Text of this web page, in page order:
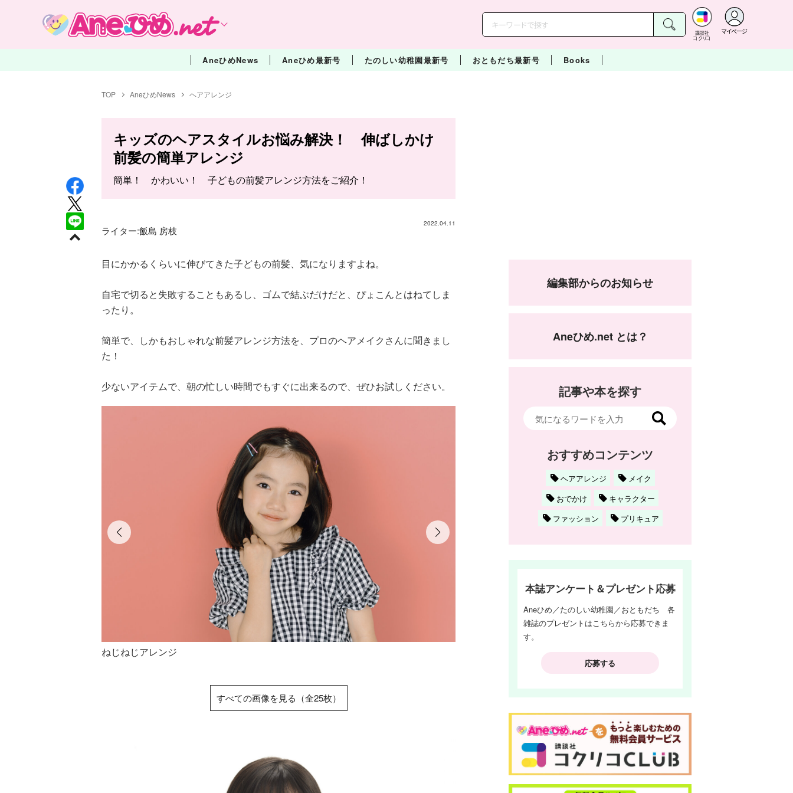
講談社
コクリコ
マイページ
AneひめNews Aneひめ最新号 たのしい幼稚園最新号 おともだち最新号 Books
TOP AneひめNews ヘアアレンジ
キッズのヘアスタイルお悩み解決！ 伸ばしかけ
前髪の簡単アレンジ
簡単！ かわいい！ 子どもの前髪アレンジ方法をご紹介！
2022.04.11
ライター:飯島 房枝
目にかかるくらいに伸びてきた子どもの前髪、気になりますよね。
自宅で切ると失敗することもあるし、ゴムで結ぶだけだと、ぴょこんとはねてしま
ったり。
簡単で、しかもおしゃれな前髪アレンジ方法を、プロのヘアメイクさんに聞きまし
た！
少ないアイテムで、朝の忙しい時間でもすぐに出来るので、ぜひお試しください。
ねじねじアレンジ
すべての画像を見る（全25枚）
編集部からのお知らせ
Aneひめ.net とは？
記事や本を探す
おすすめコンテンツ
ヘアアレンジ
メイク
おでかけ
キャラクター
ファッション
プリキュア
本誌アンケート＆プレゼント応募
Aneひめ／たのしい幼稚園／おともだち 各
雑誌のプレゼントはこちらから応募できま
す。
応募する